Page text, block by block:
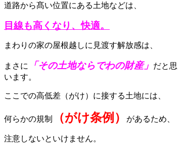
道路から髙い位置にある土地などは、
目線も高くなり、快適。
まわりの家の屋根越しに見渡す解放感は、
まさに 「その土地ならでわの財産」 だと思
います。
ここでの高低差（がけ）に接する土地には、
何らかの規制 （がけ条例） があるため、
注意しないといけません。